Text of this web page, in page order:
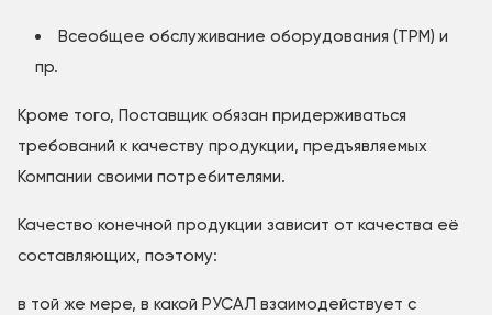
Всеобщее обслуживание оборудования (TPM) и
пр.
Кроме того, Поставщик обязан придерживаться
требований к качеству продукции, предъявляемых
Компании своими потребителями.
Качество конечной продукции зависит от качества её
составляющих, поэтому:
в той же мере, в какой РУСАЛ взаимодействует с